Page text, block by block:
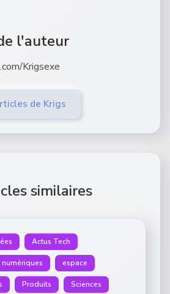
l'auteur
Krigsexe
de Krigs
similaires
Actus Tech
espace
Produits Sciences